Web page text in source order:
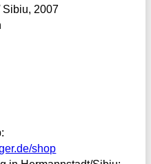
Sibiu, 2007
shop